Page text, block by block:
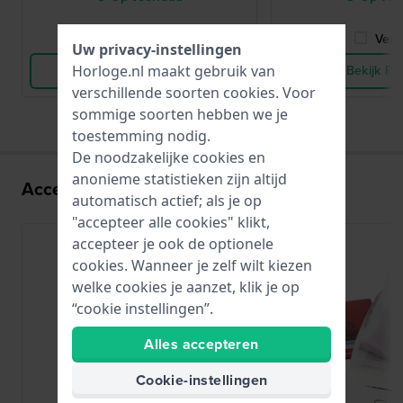
Vergelijk
Bekijk Product
Bekijk
Accessoires voor het VX32 uurwerk:
Uw privacy-instellingen
Horloge.nl maakt gebruik van
verschillende soorten cookies. Voor
sommige soorten hebben we je
toestemming nodig.
De noodzakelijke cookies en
anonieme statistieken zijn altijd
automatisch actief; als je op
"accepteer alle cookies" klikt,
accepteer je ook de optionele
cookies. Wanneer je zelf wilt kiezen
welke cookies je aanzet, klik je op
“cookie instellingen”.
Alles accepteren
Cookie-instellingen